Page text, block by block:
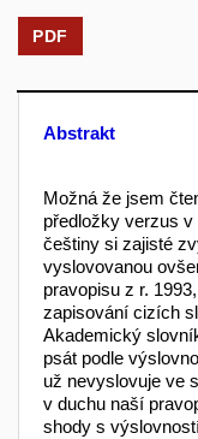
PDF
Abstrakt
Možná že jsem
předložky verzus
češtiny si zajisté
vyslovovanou
pravopisu z r.
zapisování cizích
Akademický
psát podle
už nevyslovuje ve
v duchu naší
shody s